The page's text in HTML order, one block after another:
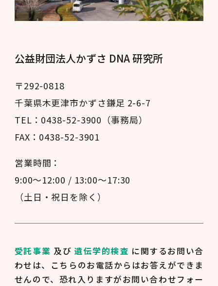
公益財団法人かずさ DNA 研究所
〒292-0818
千葉県木更津市かずさ鎌足 2-6-7
TEL：0438-52-3900（事務局）
FAX：0438-52-3901
営業時間：
9:00～12:00 / 13:00～17:30
（土日・祝日を除く）
受託事業 及び 遺伝学的検査 に関するお問い合
わせは、
こちらのお電話からはお答えができま
せんので、 恐れ入りますがお問い合わせフォー